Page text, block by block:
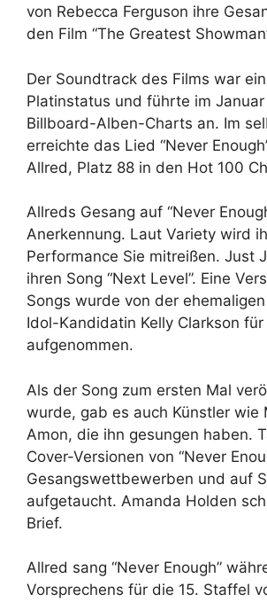
von Rebecca Ferguson ihre
den Film “The Greatest
Der Soundtrack des Films war
Platinstatus und führte im Januar
Billboard-Alben-Charts an. Im
erreichte das Lied “Never
Allred, Platz 88 in den Hot 100
Allreds Gesang auf “Never
Anerkennung. Laut Variety wird
Performance Sie mitreißen. Just
ihren Song “Next Level”. Eine
Songs wurde von der
Idol-Kandidatin Kelly Clarkson
aufgenommen.
Als der Song zum ersten Mal
wurde, gab es auch Künstler wie
Amon, die ihn gesungen haben.
Cover-Versionen von “Never
Gesangswettbewerben und auf
aufgetaucht. Amanda Holden
Brief.
Allred sang “Never Enough”
Vorsprechens für die 15. Staffel